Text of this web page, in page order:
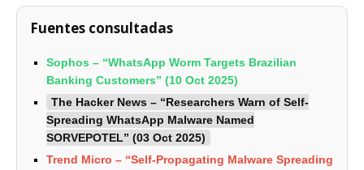
Fuentes consultadas
Sophos – “WhatsApp Worm Targets Brazilian
Banking Customers” (10 Oct 2025)
The Hacker News – “Researchers Warn of Self-
Spreading WhatsApp Malware Named
SORVEPOTEL” (03 Oct 2025)
Trend Micro – “Self-Propagating Malware Spreading